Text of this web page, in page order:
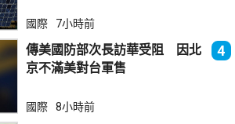
國際 7小時前
傳美國防部次長訪華受阻 因北
京不滿美對台軍售
4
國際 8小時前